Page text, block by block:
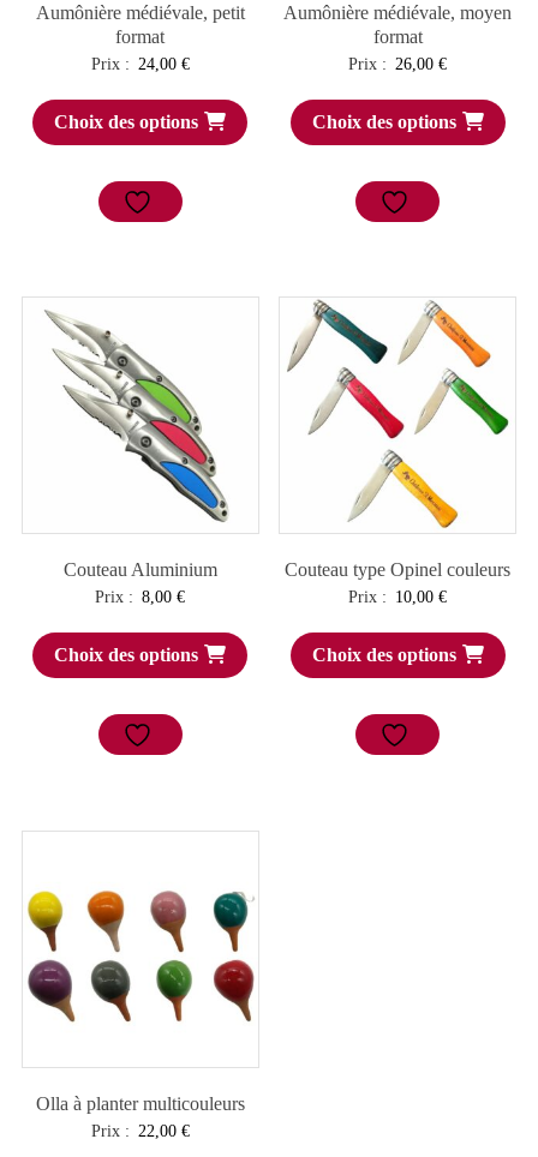
Aumônière médiévale, petit
format
Prix : 24,00 €
Choix des options
Aumônière médiévale, moyen
format
Prix : 26,00€
Choix des options
Couteau Aluminium
Prix : 8,00€
Choix des options
Couteau type Opinel couleurs
Prix : 10,00€
Choix des options
Olla à planter multicouleurs
Prix : 22,00 €